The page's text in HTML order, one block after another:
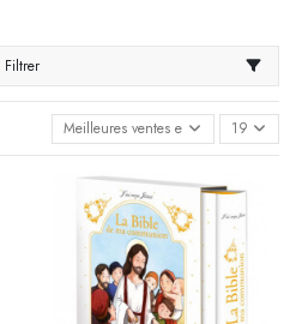
Filtrer
Meilleures ventes en premier
19